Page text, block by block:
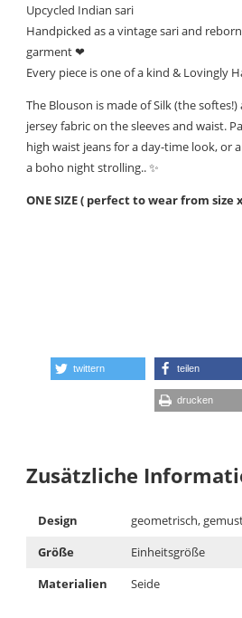
Upcycled Indian sari
Handpicked as a vintage sari and
garment ❤
Every piece is one of a kind & Lovingly
The Blouson is made of Silk (the
jersey fabric on the sleeves and waist.
high waist jeans for a day-time look, or
a boho night strolling..✨
ONE SIZE ( perfect to wear from size
twittern teilen
drucken
Zusätzliche
Design
geometrisch,
Größe
Einheitsgröße
Materialien
Seide